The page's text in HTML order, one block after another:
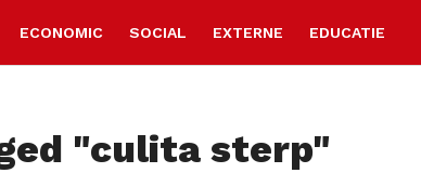
ECONOMIC SOCIAL EXTERNE EDUCATIE
"culita sterp"